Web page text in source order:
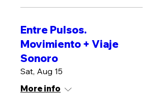
Entre Pulsos.
Movimiento + Viaje
Sonoro
Sat, Aug 15
More info